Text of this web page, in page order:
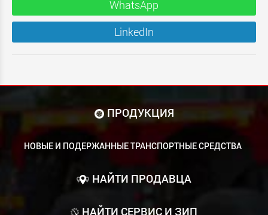
WhatsApp
LinkedIn
ПРОДУКЦИЯ
НОВЫЕ И ПОДЕРЖАННЫЕ ТРАНСПОРТНЫЕ СРЕДСТВА
НАЙТИ ПРОДАВЦА
НАЙТИ СЕРВИС И ЗИП